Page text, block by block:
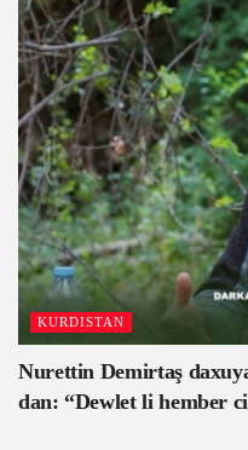
KURDISTAN
Nurettin Demirtaş
dan: “Dewlet li hember